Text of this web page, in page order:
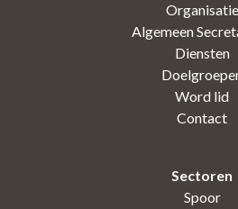
Organisatie
Algemeen
Diensten
Word lid
Contact
Sectoren
Spoor